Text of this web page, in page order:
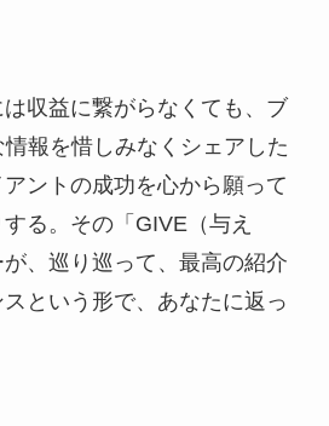
収益に繋がらなくても、ブ
報を惜しみなくシェアした
ントの成功を心から願って
る。その「GIVE（与え
、巡り巡って、最高の紹介
という形で、あなたに返っ